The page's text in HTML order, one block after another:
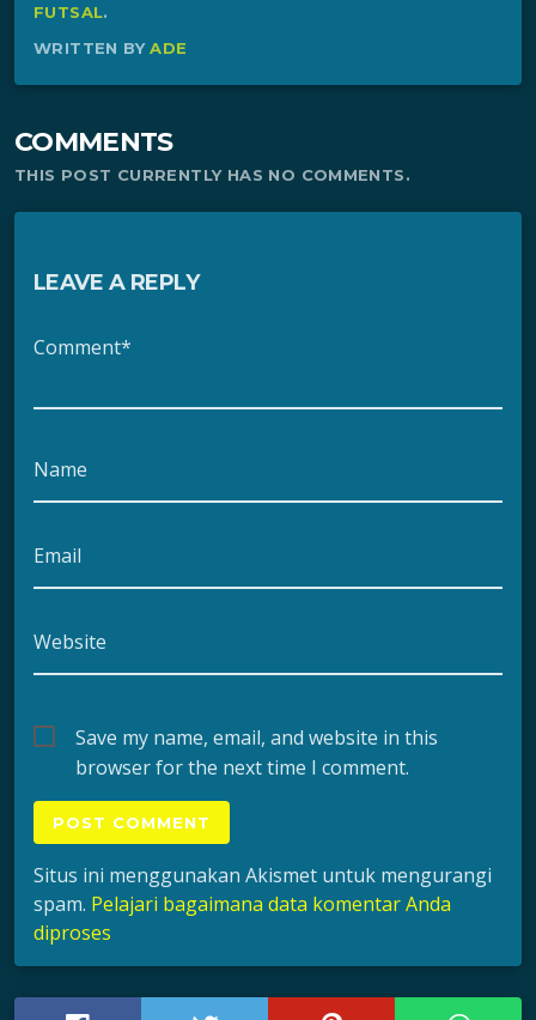
FUTSAL.
WRITTEN BYADE
COMMENTS
THIS POST CURRENTLY HAS NO COMMENTS.
LEAVE A REPLY
Comment*
Name
Email
Website
Save my name, email, and website in this
browser for the next time I comment.
Situs ini menggunakan Akismet untuk mengurangi
spam. Pelajari bagaimana data komentar Anda
diproses